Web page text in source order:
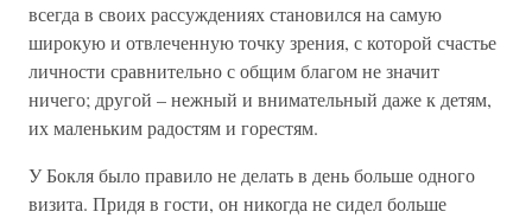
всегда в своих рассуждениях становился на самую
широкую и отвлеченную точку зрения, с которой счастье
личности сравнительно с общим благом не значит
ничего; другой – нежный и внимательный даже к детям,
их маленьким радостям и горестям.
У Бокля было правило не делать в день больше одного
визита. Придя в гости, он никогда не сидел больше